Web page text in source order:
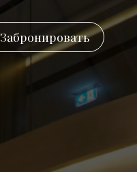
Забронировать